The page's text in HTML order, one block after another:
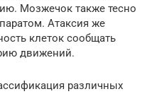
Мозжечок также тесно
Атаксия же
клеток сообщать
движений.
различных